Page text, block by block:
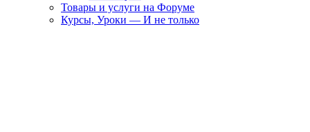
Товары и услуги на Форуме
Курсы, Уроки — И не только